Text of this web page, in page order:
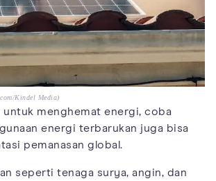
Kindel Media)
untuk menghemat energi, coba
energi terbarukan juga bisa
pemanasan global.
seperti tenaga surya, angin, dan